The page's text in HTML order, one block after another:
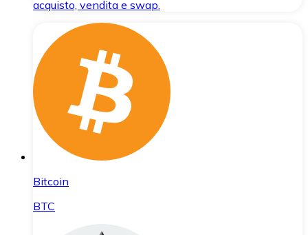
acquisto, vendita e swap.
Bitcoin
BTC